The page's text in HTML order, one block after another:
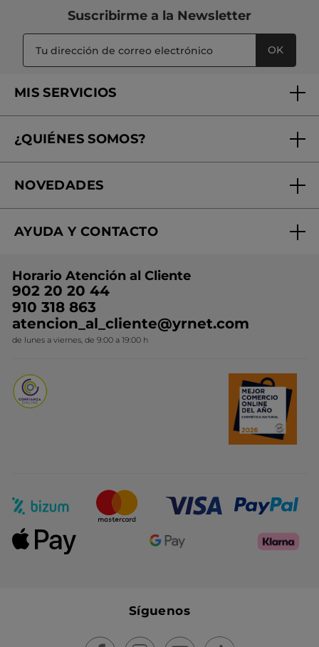
Suscribirme a la Newsletter
OK
MIS SERVICIOS
Tratamientos de Belleza
Mi club Yves Rocher
¿QUIÉNES SOMOS?
¿Quiénes somos?
Nuestros compromisos
Conviértete en Franquiciada
NOVEDADES
Rebajas
Ideas de Regalo
Colección Monoi
Novedades del mes
AYUDA Y CONTACTO
Contacto
Horario Atención al Cliente
902 20 20 44
910 318 863
atencion_al_cliente@yrnet.com
de lunes a viernes, de 9:00 a 19:00 h
Síguenos